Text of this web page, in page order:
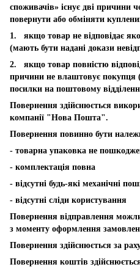
споживачів» існує дві причини
повернути або обміняти
1. якщо товар не відповідає
(мають бути надані докази
2. якщо товар повністю
причини не влаштовує покупця
посилки на поштовому
Повернення здійснюється
компанії "Нова Пошта".
Повернення повинно бути
- товарна упаковка не
- комплектація повна
- відсутні будь-які механічні
- відсутні сліди користування
Повернення відправлення
з моменту оформлення
Повернення здійснюється за
Повернення коштів